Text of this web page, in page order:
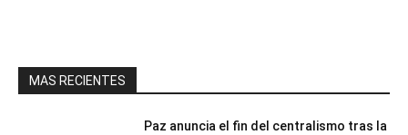
MAS RECIENTES
Paz anuncia el fin del centralismo tras la